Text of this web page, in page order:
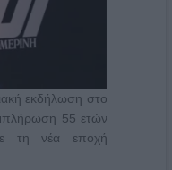
εκδήλωση στο
55 ετών
τη νέα εποχή